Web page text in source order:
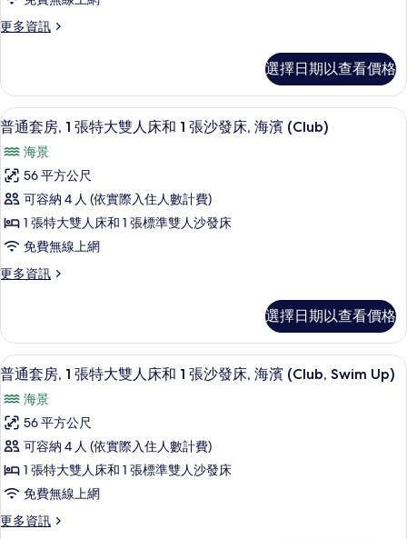
情
海
濱
的
所
有
相
片
更多資訊
更
套
房,
海
濱
(Club,
Double)
詳
情
選擇日期以查看價格
顯
示
普
通
套
房,
張
大
雙
人
床
和
1
張
沙
發
6
普通套房, 1 張特大雙人床和 1 張沙發床, 海濱 (Club)
海景
56 平方公尺
可容納 4 人 (依實際入住人數計費)
1 張特大雙人床和 1 張標準雙人沙發床
免費無線上網
更多資訊
更
套
房,
1
張
特
大
人
床
和
張
選擇日期以查看價格
顯
示
普
通
套
房,
張
普通套房, 1 張特大雙人床和 1 張沙發
5
普通套房, 1 張特大雙人床和 1 張沙發床, 海濱 (Club, Swim Up)
海景
56 平方公尺
可容納 4 人 (依實際入住人數計費)
1 張特大雙人床和 1 張標準雙人沙發床
免費無線上網
更多資訊
更